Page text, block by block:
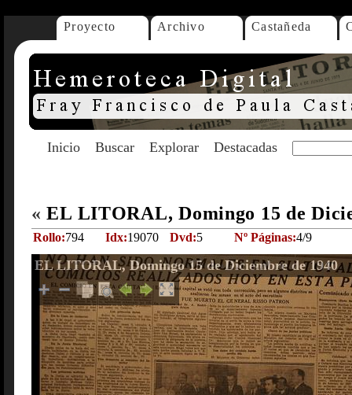
Proyecto Archivo Castañeda
Inicio Buscar Explorar Destacadas
« EL LITORAL, Domingo 15 de
Rollo:794 Idx:19070 Dvd:5 Nº Páginas:4/9
EL LITORAL, Domingo 15 de Diciembre de 1940